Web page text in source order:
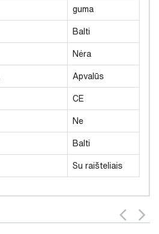
guma
Balti
Nėra
Apvalūs
CE
Ne
Balti
Su raišteliais